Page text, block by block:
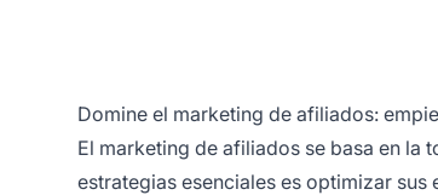
Domine el marketing de afiliados:
El marketing de afiliados se basa en la
estrategias esenciales es optimizar